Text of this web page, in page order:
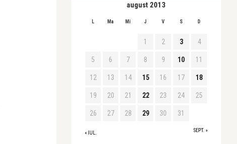
august 2013
L Ma Mi J V S D
« IUL. SEPT. »
1 2 3 4
5 6 7 8 9 10 11
12 13 14 15 16 17 18
19 20 21 22 23 24 25
26 27 28 29 30 31